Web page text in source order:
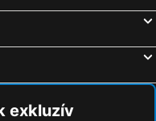
exkluzív